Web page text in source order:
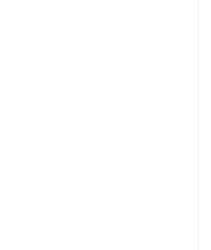
hvězdiček.